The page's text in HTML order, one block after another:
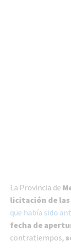
La Provincia de
licitación de
que había sido
fecha de
contratiempos,